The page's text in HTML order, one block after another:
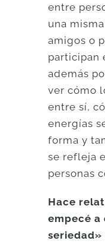
entre
una
amigos o
participan
además
ver cómo
entre sí,
energías
forma y
se refleja
personas
Hace
empecé a
seriedad»